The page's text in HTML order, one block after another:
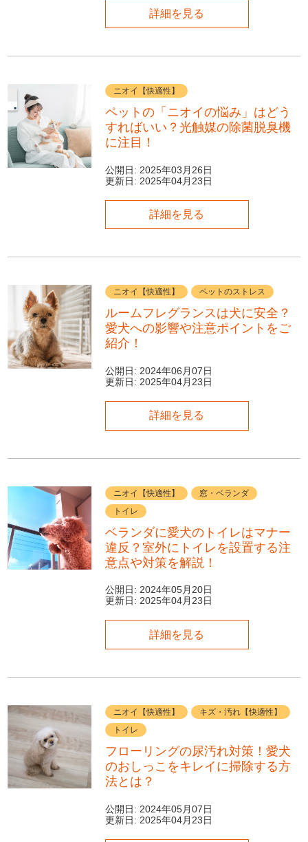
詳細を見る
ニオイ【快適性】
ペットの「ニオイの悩み」はどう
すればいい？光触媒の除菌脱臭機
に注目！
公開日: 2025年03月26日
更新日: 2025年04月23日
詳細を見る
ニオイ【快適性】 ペットのストレス
ルームフレグランスは犬に安全？
愛犬への影響や注意ポイントをご
紹介！
公開日: 2024年06月07日
更新日: 2025年04月23日
詳細を見る
ニオイ【快適性】
窓・ベランダ
トイレ
ベランダに愛犬のトイレはマナー
違反？室外にトイレを設置する注
意点や対策を解説！
公開日: 2024年05月20日
更新日: 2025年04月23日
詳細を見る
ニオイ【快適性】
キズ・汚れ【快適性】
トイレ
フローリングの尿汚れ対策！愛犬
のおしっこをキレイに掃除する方
法とは？
公開日: 2024年05月07日
更新日: 2025年04月23日